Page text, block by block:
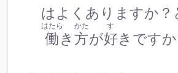
はよくありますか？
働
はたら
き 方
かた
が好
す
きですか